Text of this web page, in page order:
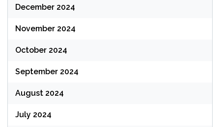
December 2024
November 2024
October 2024
September 2024
August 2024
July 2024